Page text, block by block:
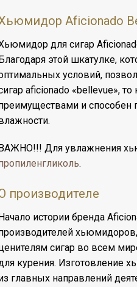
Aficionado
для сигар
этой шкатулке,
условий,
aficionado «bellevue»,
и способен
ВАЖНО!!! Для увлажнения
.
производителе
Начало истории бренда
сигар во всем
курения. Изготовление
главных направлений